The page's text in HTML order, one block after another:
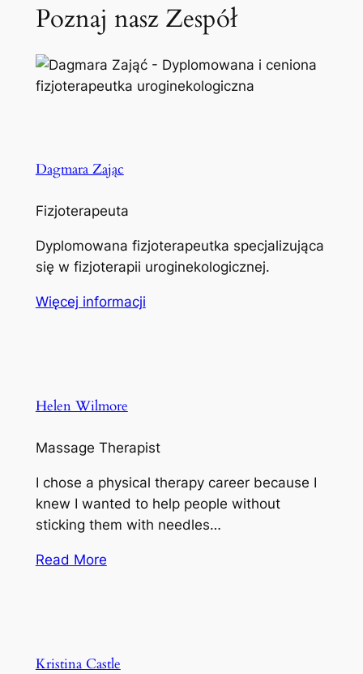
Poznaj nasz Zespół
Dagmara Zając
Fizjoterapeuta
Dyplomowana fizjoterapeutka specjalizująca
się w fizjoterapii uroginekologicznej.
Więcej informacji
Helen Wilmore
Massage Therapist
I chose a physical therapy career because I
knew I wanted to help people without
sticking them with needles…
Read More
Kristina Castle